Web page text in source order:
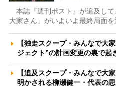
本誌『週刊ポスト』が追及し
大家さん」がいよいよ最終局面
【独走スクープ・みんなで大
ジェクト”の計画変更の裏で起
【追及スクープ・みんなで大
明かされる柳瀬健一・代表の